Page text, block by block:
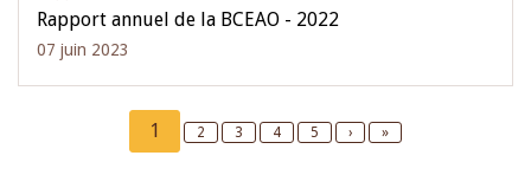
Rapport annuel de la BCEAO - 2022
07 juin 2023
Current
page
1 Page
2 Page
3 Page
4 Page
5
Next
›
Last
»